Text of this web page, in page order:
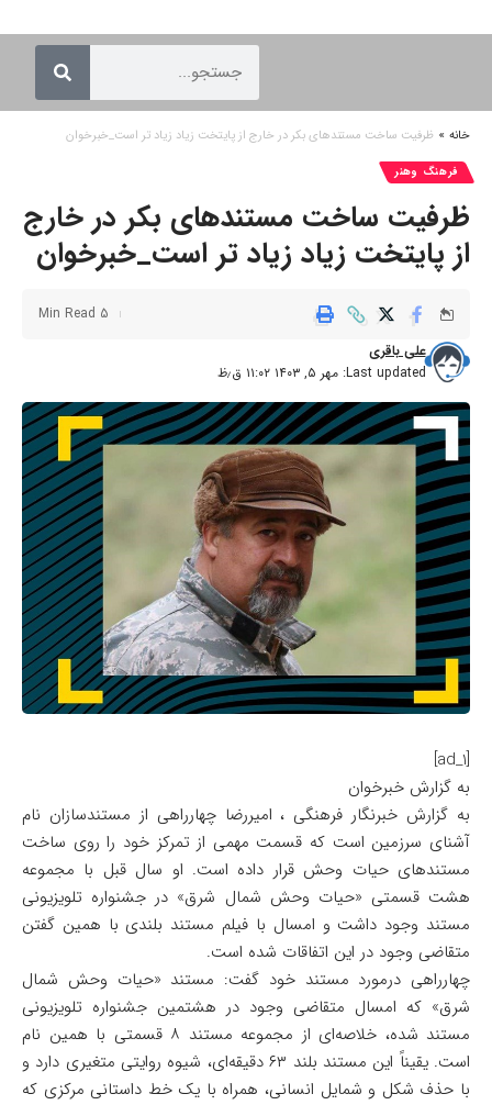
خانه » ظرفیت ساخت مستندهای بکر در خارج از پایتخت زیاد زیاد تر است_خبرخوان
فرهنگ وهنر
ظرفیت ساخت مستندهای بکر در خارج
از پایتخت زیاد زیاد تر است_خبرخوان
Last updated: مهر ۵, ۱۴۰۳ ۱۱:۰۲ ق٫ظ
علی باقری
5 Min Read
[ad_1]
به گزارش خبرخوان
به گزارش خبرنگار فرهنگی ، امیررضا چهارراهی از مستندسازان نام
آشنای سرزمین است که قسمت مهمی از تمرکز خود را روی ساخت
مستندهای حیات وحش قرار داده است. او سال قبل با مجموعه
هشت قسمتی «حیات وحش شمال شرق» در جشنواره تلویزیونی
مستند وجود داشت و امسال با فیلم مستند بلندی با همین گفتن
متقاضی وجود در این اتفاقات شده است.
چهارراهی درمورد مستند خود گفت: مستند «حیات وحش شمال
شرق» که امسال متقاضی وجود در هشتمین جشنواره تلویزیونی
مستند شده، خلاصه‌ای از مجموعه مستند ۸ قسمتی با همین نام
است. یقیناً این مستند بلند ۶۳ دقیقه‌ای، شیوه روایتی متغیری دارد و
با حذف شکل و شمایل انسانی، همراه با یک خط داستانی مرکزی که